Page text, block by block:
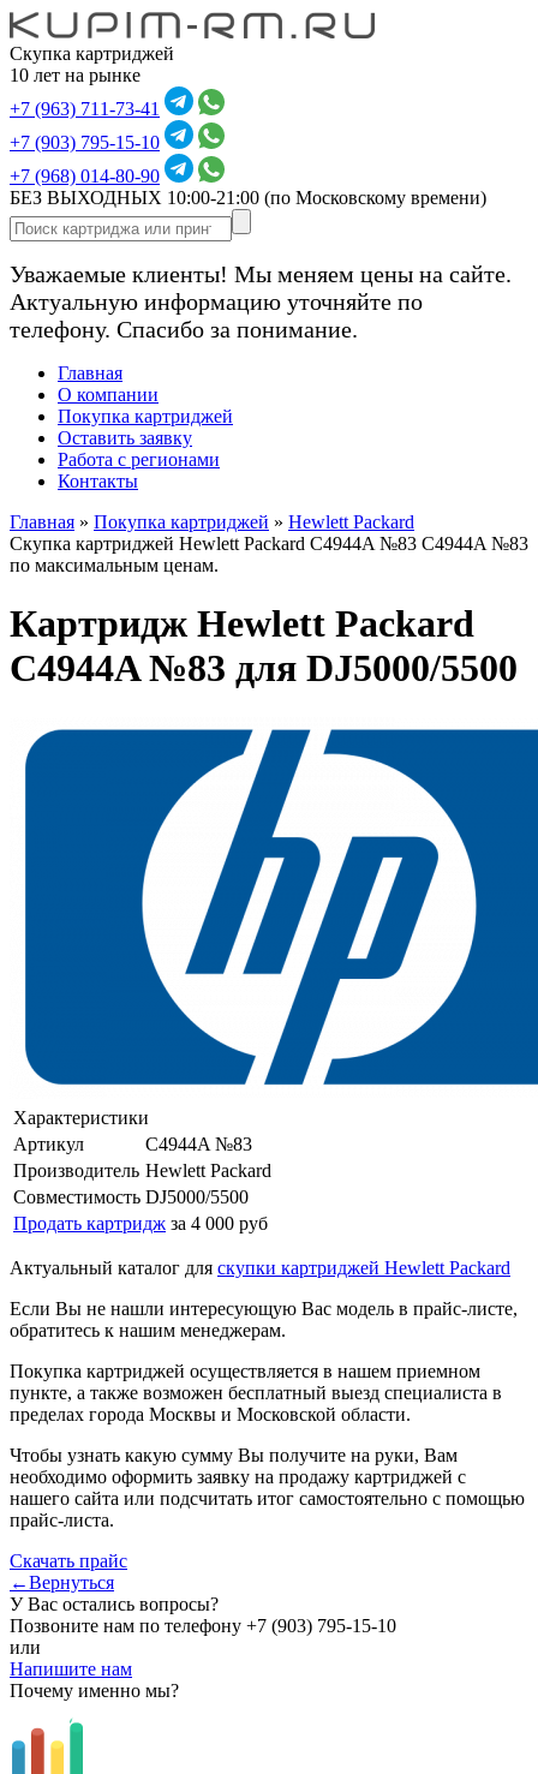
Скупка картриджей
10 лет на рынке
+7 (963) 711-73-41
+7 (903) 795-15-10
+7 (968) 014-80-90
БЕЗ ВЫХОДНЫХ 10:00-21:00 (по Московскому времени)
Уважаемые клиенты! Мы меняем цены на сайте.
Актуальную информацию уточняйте по
телефону. Спасибо за понимание.
Главная
О компании
Покупка картриджей
Оставить заявку
Работа с регионами
Контакты
Главная » Покупка картриджей » Hewlett Packard
Скупка картриджей Hewlett Packard C4944A №83 C4944A №83
по максимальным ценам.
Картридж Hewlett Packard
C4944A №83 для DJ5000/5500
Характеристики
Артикул
C4944A №83
Производитель Hewlett Packard
Совместимость DJ5000/5500
Продать картридж за 4 000 руб
Актуальный каталог для скупки картриджей Hewlett Packard
Если Вы не нашли интересующую Вас модель в прайс-листе,
обратитесь к нашим менеджерам.
Покупка картриджей осуществляется в нашем приемном
пункте, а также возможен бесплатный выезд специалиста в
пределах города Москвы и Московской области.
Чтобы узнать какую сумму Вы получите на руки, Вам
необходимо оформить заявку на продажу картриджей с
нашего сайта или подсчитать итог самостоятельно с помощью
прайс-листа.
Скачать прайс
←Вернуться
У Вас остались вопросы?
Позвоните нам по телефону +7 (903) 795-15-10
или
Напишите нам
Почему именно мы?